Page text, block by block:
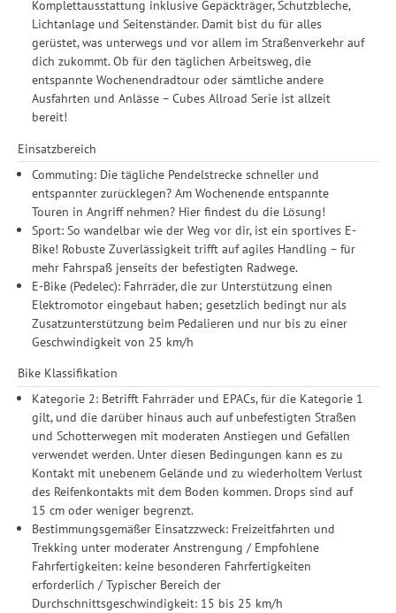
Komplettausstattung inklusive Gepäckträger, Schutzbleche,
Lichtanlage und Seitenständer. Damit bist du für alles
gerüstet, was unterwegs und vor allem im Straßenverkehr auf
dich zukommt. Ob für den täglichen Arbeitsweg, die
entspannte Wochenendradtour oder sämtliche andere
Ausfahrten und Anlässe – Cubes Allroad Serie ist allzeit
bereit!
Einsatzbereich
Commuting: Die tägliche Pendelstrecke schneller und
entspannter zurücklegen? Am Wochenende entspannte
Touren in Angriff nehmen? Hier findest du die Lösung!
Sport: So wandelbar wie der Weg vor dir, ist ein sportives E-
Bike! Robuste Zuverlässigkeit trifft auf agiles Handling – für
mehr Fahrspaß jenseits der befestigten Radwege.
E-Bike (Pedelec): Fahrräder, die zur Unterstützung einen
Elektromotor eingebaut haben; gesetzlich bedingt nur als
Zusatzunterstützung beim Pedalieren und nur bis zu einer
Geschwindigkeit von 25 km/h
Bike Klassifikation
Kategorie 2: Betrifft Fahrräder und EPACs, für die Kategorie 1
gilt, und die darüber hinaus auch auf unbefestigten Straßen
und Schotterwegen mit moderaten Anstiegen und Gefällen
verwendet werden. Unter diesen Bedingungen kann es zu
Kontakt mit unebenem Gelände und zu wiederholtem Verlust
des Reifenkontakts mit dem Boden kommen. Drops sind auf
15 cm oder weniger begrenzt.
Bestimmungsgemäßer Einsatzzweck: Freizeitfahrten und
Trekking unter moderater Anstrengung / Empfohlene
Fahrfertigkeiten: keine besonderen Fahrfertigkeiten
erforderlich / Typischer Bereich der
Durchschnittsgeschwindigkeit: 15 bis 25 km/h